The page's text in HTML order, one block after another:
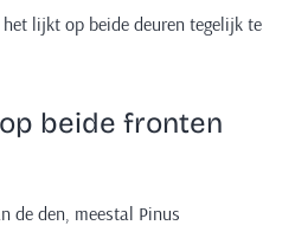
lijkt op beide deuren tegelijk te
beide fronten
de den, meestal Pinus